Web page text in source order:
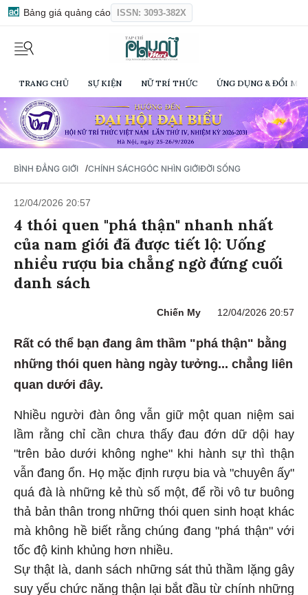
Bảng giá quảng cáo ISSN: 3093-382X
TRANG CHỦ SỰ KIỆN NỮ TRÍ THỨC ỨNG DỤNG & ĐỔI
BÌNH ĐẲNG GIỚI /CHÍNH SÁCHGÓC NHÌN GIỚIĐỜI SỐNG
12/04/2026 20:57
4 thói quen "phá thận" nhanh nhất
của nam giới đã được tiết lộ: Uống
nhiều rượu bia chẳng ngờ đứng cuối
danh sách
Chiến My 12/04/2026 20:57
Rất có thể bạn đang âm thầm "phá thận" bằng
những thói quen hàng ngày tưởng... chẳng liên
quan dưới đây.
Nhiều người đàn ông vẫn giữ một quan niệm sai
lầm rằng chỉ cần chưa thấy đau đớn dữ dội hay
"trên bảo dưới không nghe" khi hành sự thì thận
vẫn đang ổn. Họ mặc định rượu bia và "chuyên ấy"
quá đà là những kẻ thù số một, để rồi vô tư buông
thả bản thân trong những thói quen sinh hoạt khác
mà không hề biết rằng chúng đang "phá thận" với
tốc độ kinh khủng hơn nhiều.
Sự thật là, danh sách những sát thủ thầm lặng gây
suy yếu chức năng thận lại bắt đầu từ chính những